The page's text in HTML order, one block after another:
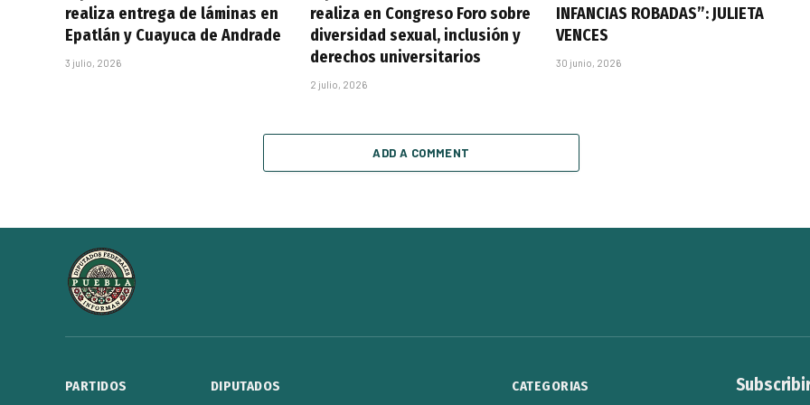
realiza entrega de láminas en
Epatlán y Cuayuca de Andrade
3 julio, 2026
realiza en Congreso Foro sobre
diversidad sexual, inclusión y
derechos universitarios
2 julio, 2026
INFANCIAS ROBADAS”: JULIETA
VENCES
30 junio, 2026
ADD A COMMENT
PARTIDOS DIPUTADOS CATEGORIAS